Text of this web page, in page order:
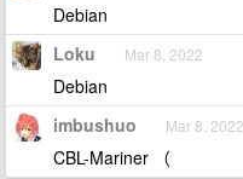
Debian
Loku Mar 8, 2022
Debian
imbushuo Mar 8, 2022
CBL-Mariner （